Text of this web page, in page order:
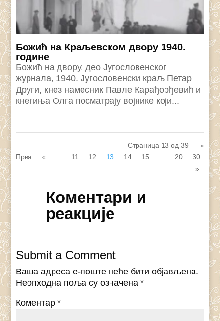
Божић на Краљевском двору 1940.
године
Божић на двору, део Југословенског
журнала, 1940. Југословенски краљ Петар
Други, кнез намесник Павле Карађорђевић и
кнегиња Олга посматрају војнике који...
Страница 13 од 39
«
Прва
« 11 12 13 14 15 20 30
...
»
Коментари и
реакције
Submit a Comment
Ваша адреса е-поште неће бити објављена.
Неопходна поља су означена*
Коментар*